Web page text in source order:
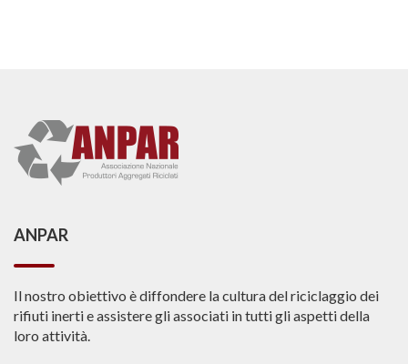
ANPAR
Il nostro obiettivo è diffondere la cultura del riciclaggio dei
rifiuti inerti e assistere gli associati in tutti gli aspetti della
loro attività.